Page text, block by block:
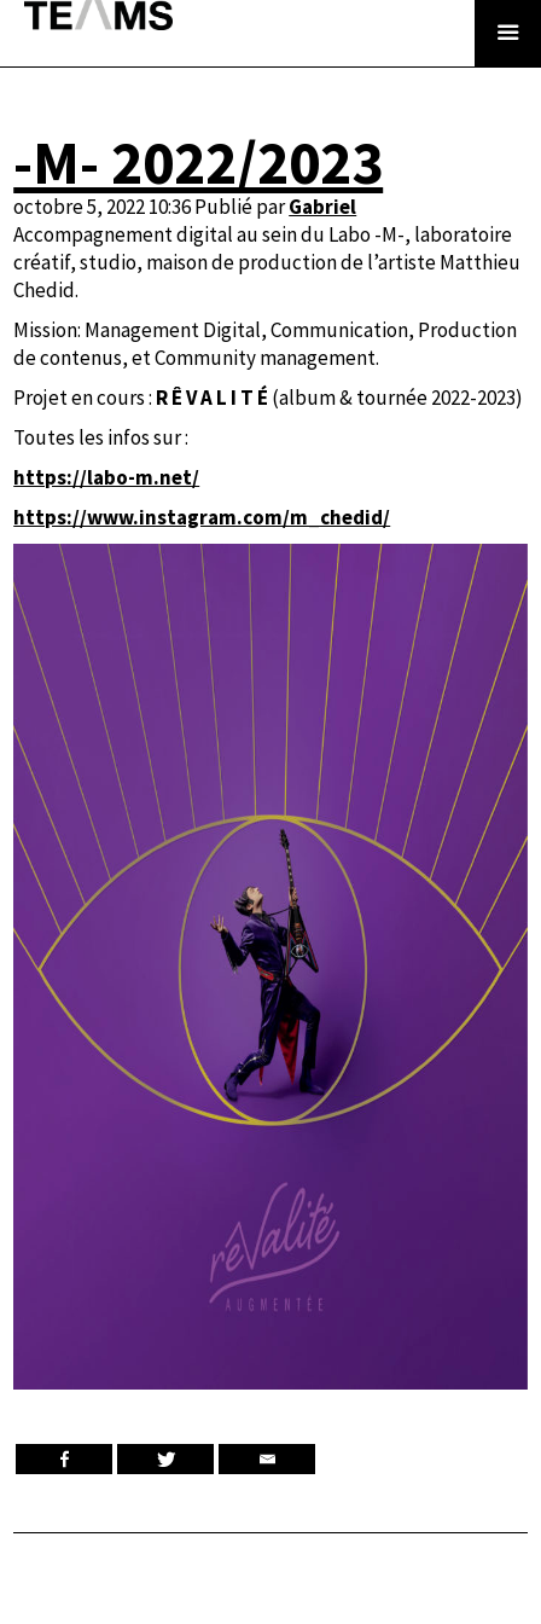
-M- 2022/2023
octobre 5, 2022 10:36Publié parGabriel
Accompagnement digital au sein du Labo -M-, laboratoire
créatif, studio, maison de production de l’artiste Matthieu
Chedid.
Mission: Management Digital, Communication, Production
de contenus, et Community management.
Projet en cours : R Ê V A L I T É (album & tournée 2022-2023)
Toutes les infos sur :
https://labo-m.net/
https://www.instagram.com/m_chedid/